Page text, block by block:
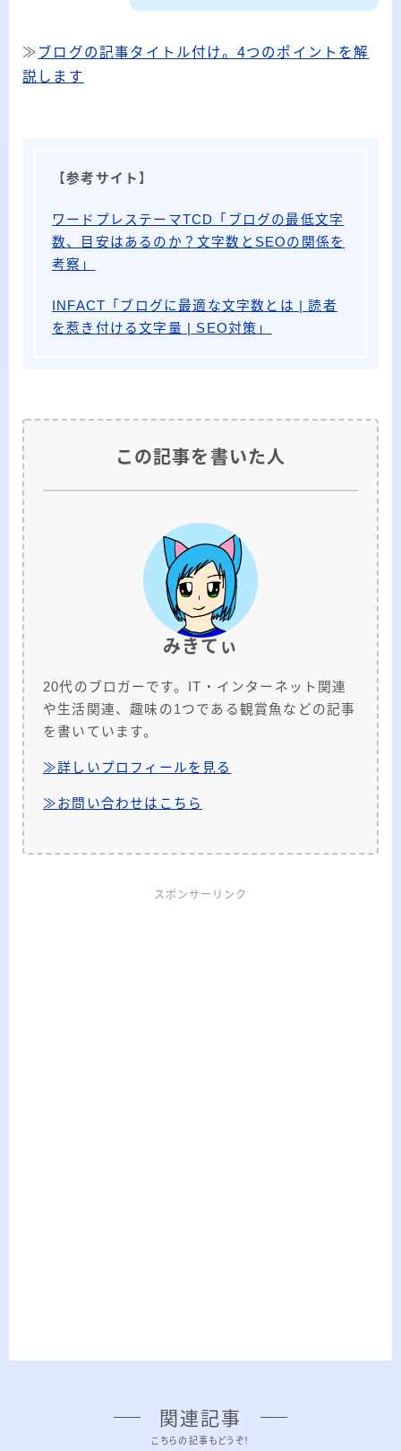
≫ ブログの記事タイトル付け。4つのポイントを解
説します
【参考サイト 】
ワードプレステーマTCD「ブログの最低文字
数、目安はあるのか？文字数とSEOの関係を
考察」
INFACT「ブログに最適な文字数とは | 読者
を惹き付ける文字量 | SEO対策」
この記事を書いた人
みきてぃ
20代のブロガーです。IT・インターネット関連
や生活関連、趣味の1つである観賞魚などの記事
を書いています。
≫詳しいプロフィールを見る
≫お問い合わせはこちら
スポンサーリンク
関連記事
こちらの記事もどうぞ！